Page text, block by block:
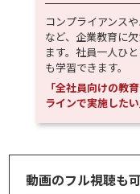
コンプライアンス
など、企業教育に
ます。社員一人ひ
も学習できます。
「全社員向けの教
ラインで実施したい
動画のフル視聴も